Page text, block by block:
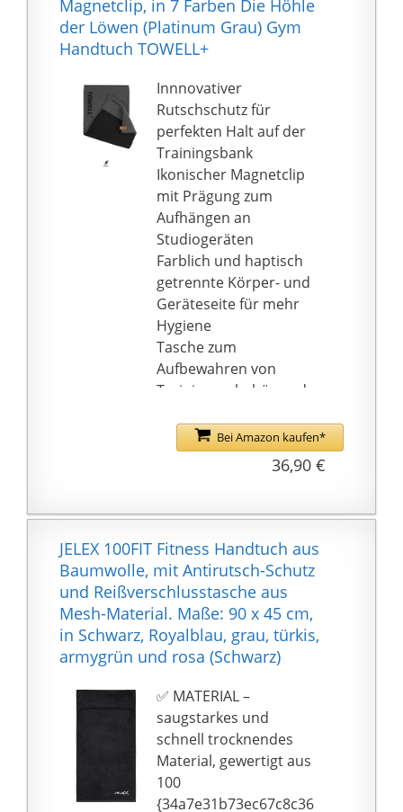
Reißverschlusstasche
ohne Probleme an
Metallgeräten fixiert
ist abnehmbar und
kann flexibel am
Handtuch befestigt
werden. Zum Waschen
muss dieser
abgenommen werden!
100{34a7e31b73ec67c8
c3663a5a6d9e5d1cf0d8
e9745e9def76e3568e7e
97ff5933}
ZUFRIEDENHEIT -
Unsere Fit-Flip Fitness
Handtücher sind in
höchster Qualität
Sollte trotzdem etwas
nicht passen, finden wir
schnellstmöglich eine
Schlüssel oder Handy
aus der Hosentasche.
BESONDERES
MATERIAL: Das
Handtuch besteht zu
100{34a7e31b73ec67c8
c3663a5a6d9e5d1cf0d8
e9745e9def76e3568e7e
97ff5933} aus extrem
hochwertiger,
pillingfreier und sehr
weicher Baumwolle.
Das Material ist im
edlen Waffel-Look
verarbeitet.
HÖCHSTE HYGIENE: Die
Geräteseite ist durch
die Kapuze an der
erkennbar. Durch das
aqrade-Logo erkennst
du auf einen Blick den
Handtuchs.
Magnetclip, in 7 Farben Die Höhle
der Löwen (Platinum Grau) Gym
Handtuch TOWELL+
Innnovativer
Rutschschutz für
perfekten Halt auf der
Trainingsbank
Ikonischer Magnetclip
mit Prägung zum
Aufhängen an
Studiogeräten
Farblich und haptisch
getrennte Körper- und
Geräteseite für mehr
Hygiene
Tasche zum
Aufbewahren von
Trainingszubehör und
Eingearbeitete,
touchsensible Handy-
Tasche für schnellen
Trainings
Bei Amazon kaufen*
36,90 €
JELEX 100FIT Fitness Handtuch aus
Baumwolle, mit Antirutsch-Schutz
und Reißverschlusstasche aus
Mesh-Material. Maße: 90 x 45 cm,
in Schwarz, Royalblau, grau, türkis,
armygrün und rosa (Schwarz)
✅ MATERIAL –
saugstarkes und
schnell trocknendes
Material, gewertigt aus
100
{34a7e31b73ec67c8c36